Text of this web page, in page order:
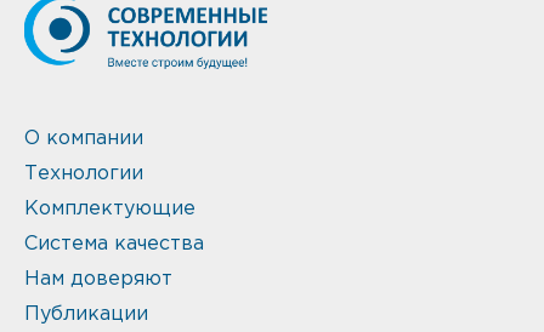
О компании
Технологии
Комплектующие
Система качества
Нам доверяют
Публикации